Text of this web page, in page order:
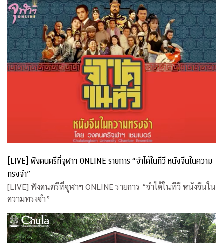
[LIVE] ฟังดนตรีที่จุฬาฯ ONLINE รายการ “จำได้ในทีวี หนังจีนในความ
ทรงจำ”
[LIVE] ฟังดนตรีที่จุฬาฯ ONLINE รายการ “จำได้ในทีวี หนังจีนใน
ความทรงจำ”